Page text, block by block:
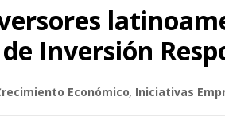
Inversión
Económico, Iniciativas